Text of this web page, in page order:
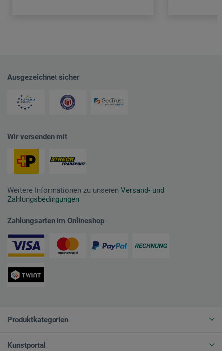
Ausgezeichnet sicher
Wir versenden mit
Weitere Informationen zu unseren Versand- und
Zahlungsbedingungen
Zahlungsarten im Onlineshop
Produktkategorien
Kunstportal